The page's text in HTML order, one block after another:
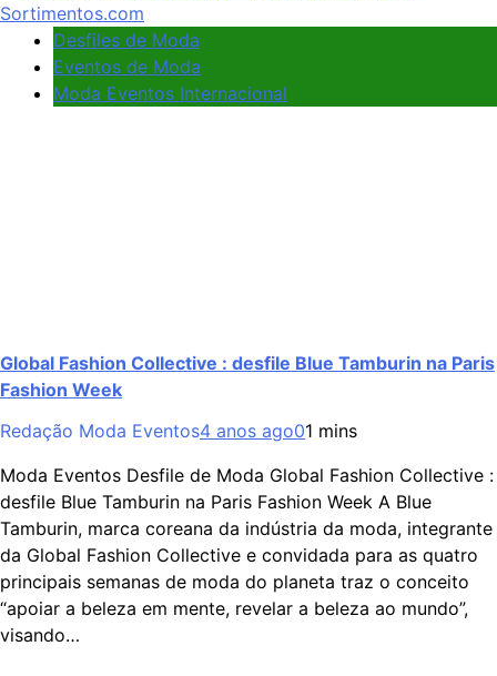
Desfiles de Moda
Eventos de Moda
Moda Eventos Internacional
Global Fashion Collective : desfile Blue Tamburin na Paris
Fashion Week
Redação Moda Eventos4 anos ago01 mins
Moda Eventos Desfile de Moda Global Fashion Collective :
desfile Blue Tamburin na Paris Fashion Week A Blue
Tamburin, marca coreana da indústria da moda, integrante
da Global Fashion Collective e convidada para as quatro
principais semanas de moda do planeta traz o conceito
“apoiar a beleza em mente, revelar a beleza ao mundo”,
visando…